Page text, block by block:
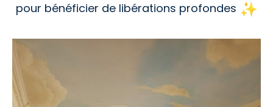
pour bénéficier de libérations profondes